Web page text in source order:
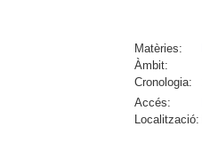
Matèries:
Àmbit:
Cronologia:
Accés:
Localització: